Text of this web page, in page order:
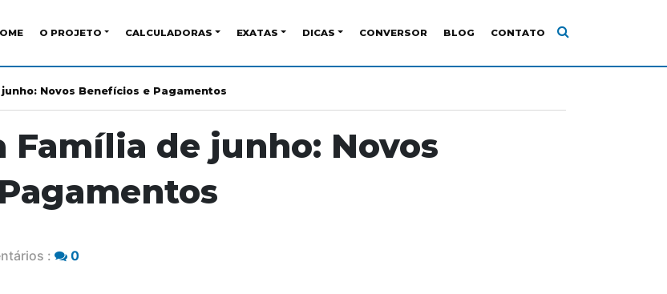
O PROJETO CALCULADORAS EXATAS DICAS CONVERSOR BLOG CONTATO
Novos Benefícios e Pagamentos
Família de junho: Novos
: 0